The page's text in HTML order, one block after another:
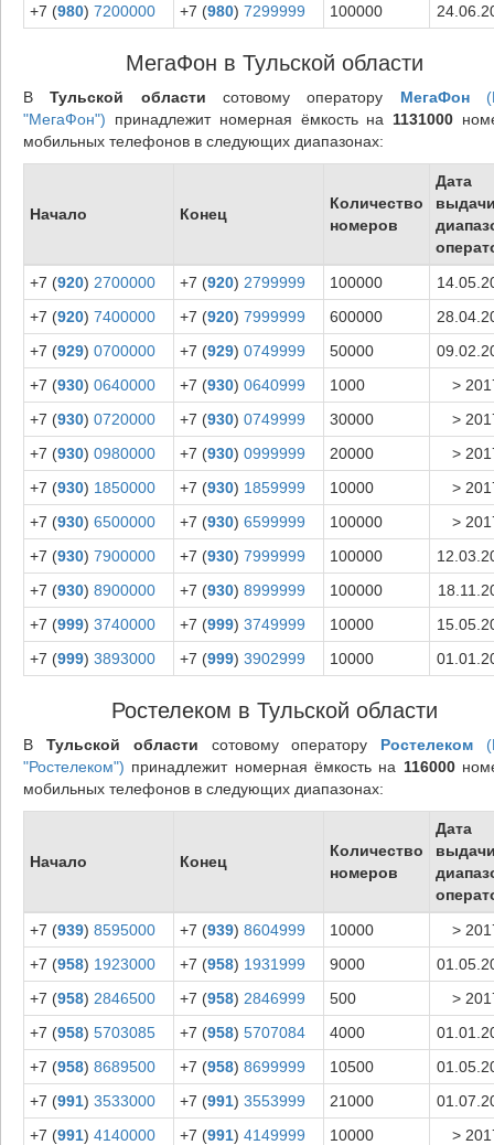
+7 (980) 7200000 +7 (980) 7299999 100000
МегаФон в Тульской области
ВТульской области сотовому оператору МегаФон
"МегаФон") принадлежит номерная ёмкость на 1131000
мобильных телефонов в следующих диапазонах:
Начало Конец
Количество
номеров
Дата
+7 (920) 2700000 +7 (920) 2799999 100000
+7 (920) 7400000 +7 (920) 7999999 600000
+7 (929) 0700000 +7 (929) 0749999 50000
+7 (930) 0640000 +7 (930) 0640999 1000
>
+7 (930) 0720000 +7 (930) 0749999 30000
>
+7 (930) 0980000 +7 (930) 0999999 20000
>
+7 (930) 1850000 +7 (930) 1859999 10000
>
+7 (930) 6500000 +7 (930) 6599999 100000
>
+7 (930) 7900000 +7 (930) 7999999 100000
+7 (930) 8900000 +7 (930) 8999999 100000
+7 (999) 3740000 +7 (999) 3749999 10000
+7 (999) 3893000 +7 (999) 3902999 10000
Ростелеком в Тульской области
В Тульской области сотовому оператору Ростелеком
"Ростелеком") принадлежит номерная ёмкость на 116000
мобильных телефонов в следующих диапазонах:
Начало Конец
Количество
номеров
Дата
+7 (939) 8595000 +7 (939) 8604999 10000
>
+7 (958) 1923000 +7 (958) 1931999 9000
+7 (958) 2846500 +7 (958) 2846999 500
>
+7 (958) 5703085 +7 (958) 5707084 4000
+7 (958) 8689500 +7 (958) 8699999 10500
+7 (991) 3533000 +7 (991) 3553999 21000
+7 (991) 4140000 +7 (991) 4149999 10000
>